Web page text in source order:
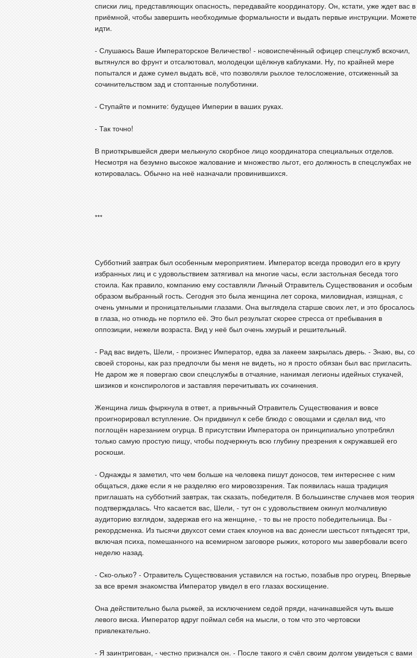
списки лиц, представляющих опасность, передавайте координатору. Он, кстати, уже ждет вас в
приёмной, чтобы завершить необходимые формальности и выдать первые инструкции. Можете
идти.
- Слушаюсь Ваше Императорское Величество! - новоиспечённый офицер спецслужб вскочил,
вытянулся во фрунт и отсалютовал, молодецки щёлкнув каблуками. Ну, по крайней мере
попытался и даже сумел выдать всё, что позволяли рыхлое телосложение, отсиженный за
сочинительством зад и стоптанные полуботинки.
- Ступайте и помните: будущее Империи в ваших руках.
- Так точно!
В приоткрывшейся двери мелькнуло скорбное лицо координатора специальных отделов.
Несмотря на безумно высокое жалование и множество льгот, его должность в спецслужбах не
котировалась. Обычно на неё назначали провинившихся.
***
Субботний завтрак был особенным мероприятием. Император всегда проводил его в кругу
избранных лиц и с удовольствием затягивал на многие часы, если застольная беседа того
стоила. Как правило, компанию ему составляли Личный Отравитель Существования и особым
образом выбранный гость. Сегодня это была женщина лет сорока, миловидная, изящная, с
очень умными и проницательными глазами. Она выглядела старше своих лет, и это бросалось
в глаза, но отнюдь не портило её. Это был результат скорее стресса от пребывания в
оппозиции, нежели возраста. Вид у неё был очень хмурый и решительный.
- Рад вас видеть, Шели, - произнес Император, едва за лакеем закрылась дверь. - Знаю, вы, со
своей стороны, как раз предпочли бы меня не видеть, но я просто обязан был вас пригласить.
Не даром же я повергаю свои спецслужбы в отчаяние, нанимая легионы идейных стукачей,
шизиков и конспирологов и заставляя перечитывать их сочинения.
Женщина лишь фыркнула в ответ, а привычный Отравитель Существования и вовсе
проигнорировал вступление. Он придвинул к себе блюдо с овощами и сделал вид, что
поглощён нарезанием огурца. В присутствии Императора он принципиально употреблял
только самую простую пищу, чтобы подчеркнуть всю глубину презрения к окружавшей его
роскоши.
- Однажды я заметил, что чем больше на человека пишут доносов, тем интереснее с ним
общаться, даже если я не разделяю его мировоззрения. Так появилась наша традиция
приглашать на субботний завтрак, так сказать, победителя. В большинстве случаев моя теория
подтверждалась. Что касается вас, Шели, - тут он с удовольствием окинул молчаливую
аудиторию взглядом, задержав его на женщине, - то вы не просто победительница. Вы -
рекордсменка. Из тысячи двухсот семи стаек клоунов на вас донесли шестьсот пятьдесят три,
включая психа, помешанного на всемирном заговоре рыжих, которого мы завербовали всего
неделю назад.
- Ско-олько? - Отравитель Существования уставился на гостью, позабыв про огурец. Впервые
за все время знакомства Император увидел в его глазах восхищение.
Она действительно была рыжей, за исключением седой пряди, начинавшейся чуть выше
левого виска. Император вдруг поймал себя на мысли, о том что это чертовски
привлекательно.
- Я заинтригован, - честно признался он. - После такого я счёл своим долгом увидеться с вами